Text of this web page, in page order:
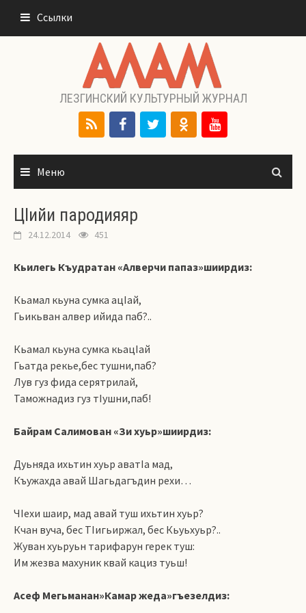
содержимому
Ссылки
ЛЕЗГИНСКИЙ КУЛЬТУРНЫЙ ЖУРНАЛ
Меню
ЦIийи пародияяр
24.12.2014 451
Кьилегь Къудратан «Алверчи папаз»шиирдиз:
Кьамал кьуна сумка ацIай,
Гьикьван алвер ийида паб?..
Кьамал кьуна сумка кьацIай
Гьатда рекье,бес тушни,паб?
Лув гуз фида серятрилай,
Таможнадиз гуз тIушни,паб!
Байрам Салимован «Зи хуьр»шиирдиз:
Дуьняда ихьтин хуьр аватIа мад,
Къужахда авай Шагьдагъдин рехи…
ЧIехи шаир, мад авай туш ихьтин хуьр?
Кчан вуча, бес ТIигьиржал, бес Кьуьхуьр?..
Жуван хуьруьн тарифарун герек туш:
Им жезва махуник квай кациз туьш!
Асеф Мегьманан»Камар жеда»гъезелдиз: